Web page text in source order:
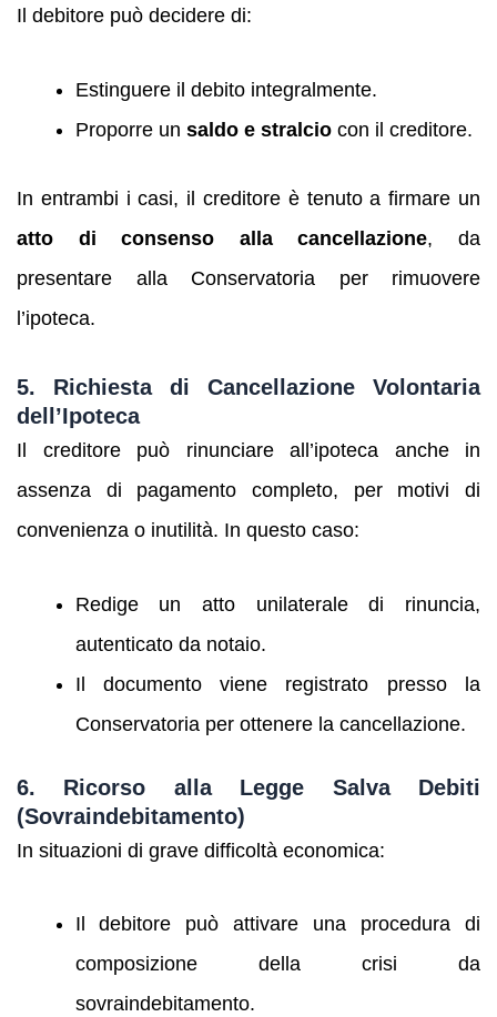
Il debitore può decidere di:
Estinguere il debito integralmente.
Proporre un saldo e stralciocon il creditore.
In entrambi i casi, il creditore è tenuto a firmare un
atto di consenso alla cancellazione, da
presentare alla Conservatoria per rimuovere
l’ipoteca.
5. Richiesta di Cancellazione Volontaria
dell’Ipoteca
Il creditore può rinunciare all’ipoteca anche in
assenza di pagamento completo, per motivi di
convenienza o inutilità. In questo caso:
Redige un atto unilaterale di rinuncia,
autenticato da notaio.
Il documento viene registrato presso la
Conservatoria per ottenere la cancellazione.
6. Ricorso alla Legge Salva Debiti
(Sovraindebitamento)
In situazioni di grave difficoltà economica:
Il debitore può attivare una procedura di
composizione della crisi da
sovraindebitamento.